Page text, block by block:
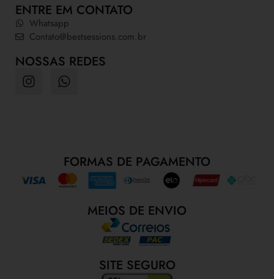
ENTRE EM CONTATO
Whatsapp
Contato@bestsessions.com.br
NOSSAS REDES
FORMAS DE PAGAMENTO
MEIOS DE ENVIO
SITE SEGURO